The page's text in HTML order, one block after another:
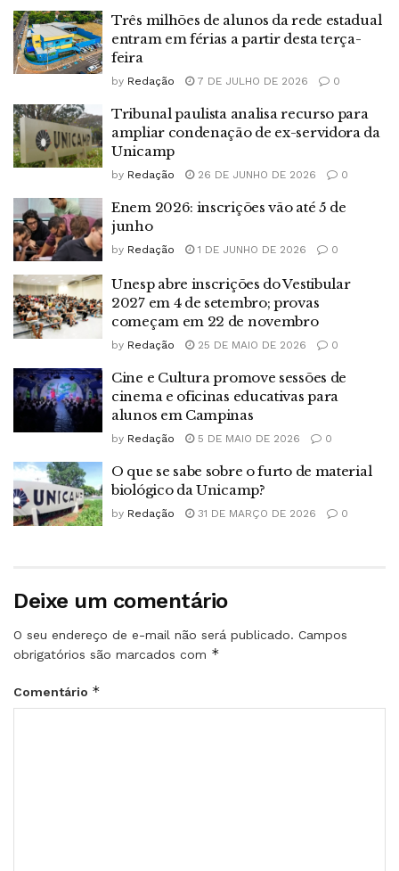
Três milhões de alunos da rede estadual
entram em férias a partir desta terça-
feira
by Redação 7 DE JULHO DE 2026 0
Tribunal paulista analisa recurso para
ampliar condenação de ex-servidora da
Unicamp
by Redação 26 DE JUNHO DE 2026 0
Enem 2026: inscrições vão até 5 de
junho
by Redação 1 DE JUNHO DE 2026 0
Unesp abre inscrições do Vestibular
2027 em 4 de setembro; provas
começam em 22 de novembro
by Redação 25 DE MAIO DE 2026 0
Cine e Cultura promove sessões de
cinema e oficinas educativas para
alunos em Campinas
by Redação 5 DE MAIO DE 2026 0
O que se sabe sobre o furto de material
biológico da Unicamp?
by Redação 31 DE MARÇO DE 2026 0
Deixe um comentário
O seu endereço de e-mail não será publicado. Campos
obrigatórios são marcados com *
Comentário *